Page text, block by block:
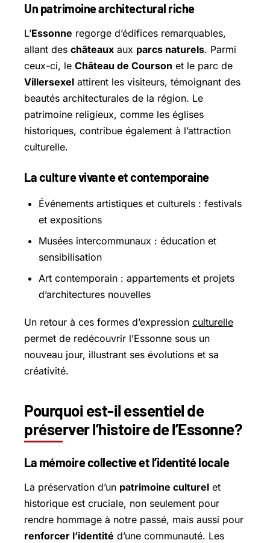
Un patrimoine architectural riche
L’Essonne regorge d’édifices remarquables,
allant des châteaux aux parcs naturels. Parmi
ceux-ci, le Château de Courson et le parc de
Villersexel attirent les visiteurs, témoignant des
beautés architecturales de la région. Le
patrimoine religieux, comme les églises
historiques, contribue également à l’attraction
culturelle.
La culture vivante et contemporaine
Événements artistiques et culturels : festivals
et expositions
Musées intercommunaux : éducation et
sensibilisation
Art contemporain : appartements et projets
d’architectures nouvelles
Un retour à ces formes d’expression culturelle
permet de redécouvrir l’Essonne sous un
nouveau jour, illustrant ses évolutions et sa
créativité.
Pourquoi est-il essentiel de
préserver l’histoire de l’Essonne?
La mémoire collective et l’identité locale
La préservation d’un patrimoine culturel et
historique est cruciale, non seulement pour
rendre hommage à notre passé, mais aussi pour
renforcer l’identité d’une communauté. Les